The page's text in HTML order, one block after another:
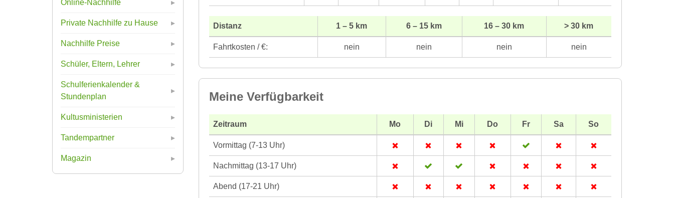
Online-Nachhilfe
Private Nachhilfe zu Hause
Nachhilfe Preise
Schüler, Eltern, Lehrer
Schulferienkalender &
Stundenplan
Kultusministerien
Tandempartner
Magazin
Distanz 1 – 5 km 6 – 15 km 16 – 30 km > 30 km
Fahrtkosten / €: nein nein nein nein
Meine Verfügbarkeit
Zeitraum Mo Di Mi Do Fr Sa So
Vormittag (7-13 Uhr)
Nachmittag (13-17 Uhr)
Abend (17-21 Uhr)